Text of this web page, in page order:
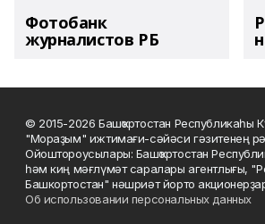
Фотобанк
журналистов РБ
© 2015-2026 Башҡортостан Республикаһы
"Мораҙым" ижтимағи-сәйәси гәзитенең
Ойоштороусылары: Башҡортостан
һәм киң мәғлүмәт саралары агентлығы,
Башкортостан" нәшриәт йорто
Об использовании персональных данных